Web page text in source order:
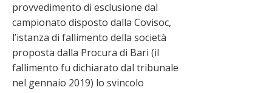
provvedimento di esclusione dal
campionato disposto dalla Covisoc,
l’istanza di fallimento della società
proposta dalla Procura di Bari (il
fallimento fu dichiarato dal tribunale
nel gennaio 2019) lo svincolo